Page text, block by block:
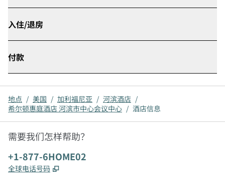
入住/退房
付款
地点 / 美国 / 加利福尼亚 / 河滨酒店 /
希尔顿惠庭酒店 河滨市中心会议中心 / 酒店信息
需要我们怎样帮助？
电话:
+1-877-6HOME02
全球电话号码 ,